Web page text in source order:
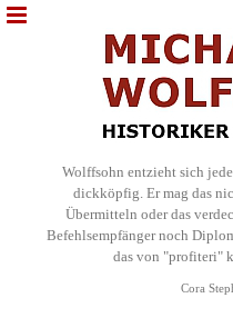
Wolffsohn entzieht sich
dickköpfig. Er mag das
Übermitteln oder das
Befehlsempfänger noch
das von "profiteri"
Cora